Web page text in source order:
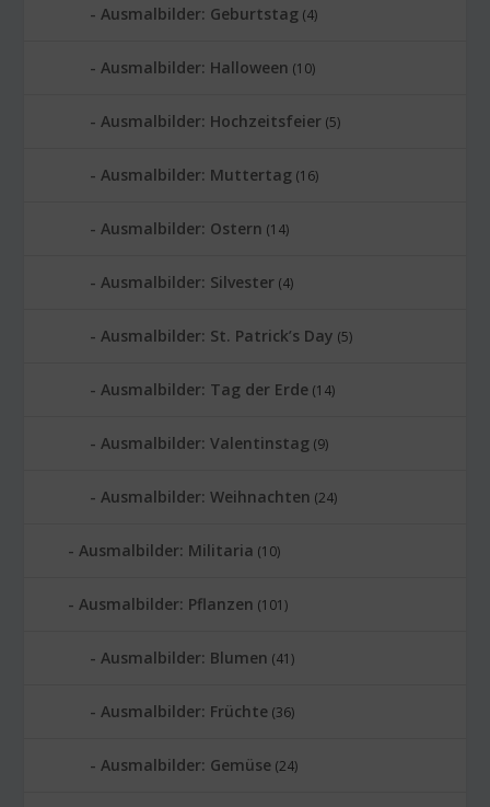
Ausmalbilder: Geburtstag (4)
Ausmalbilder: Halloween (10)
Ausmalbilder: Hochzeitsfeier (5)
Ausmalbilder: Muttertag (16)
Ausmalbilder: Ostern (14)
Ausmalbilder: Silvester (4)
Ausmalbilder: St. Patrick’s Day (5)
Ausmalbilder: Tag der Erde (14)
Ausmalbilder: Valentinstag (9)
Ausmalbilder: Weihnachten (24)
Ausmalbilder: Militaria (10)
Ausmalbilder: Pflanzen (101)
Ausmalbilder: Blumen (41)
Ausmalbilder: Früchte (36)
Ausmalbilder: Gemüse (24)